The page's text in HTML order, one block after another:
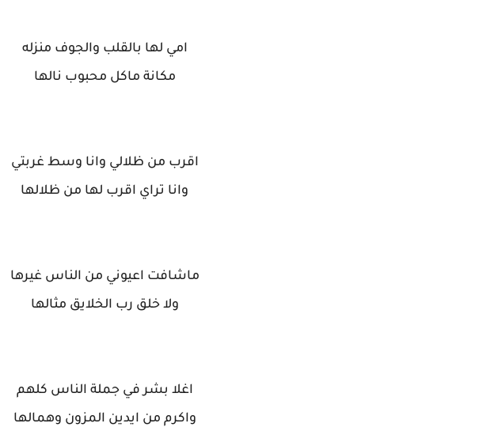
امي لها بالقلب والجوف منزله
مكانة ماكل محبوب نالها
اقرب من ظلالي وانا وسط غربتي
وانا تراي اقرب لها من ظلالها
ماشافت اعيوني من الناس غيرها
ولا خلق رب الخلايق مثالها
اغلا بشر في جملة الناس كلهم
واكرم من ايدين المزون وهمالها